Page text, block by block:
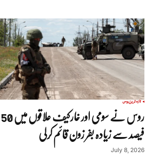
تازہ ترینروس
روس نے سومی اور خارکیف علاقوں میں 50
فیصد سے زیادہ بفر زون قائم کرلی
July 8, 2026